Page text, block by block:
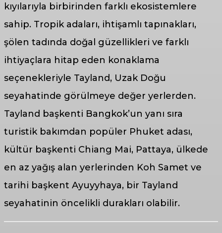
kıyılarıyla birbirinden farklı ekosistemlere
sahip. Tropik adaları, ihtişamlı tapınakları,
şölen tadında doğal güzellikleri ve farklı
ihtiyaçlara hitap eden konaklama
seçenekleriyle Tayland, Uzak Doğu
seyahatinde görülmeye değer yerlerden.
Tayland başkenti Bangkok’un yanı sıra
turistik bakımdan popüler Phuket adası,
kültür başkenti Chiang Mai, Pattaya, ülkede
en az yağış alan yerlerinden Koh Samet ve
tarihi başkent Ayuyyhaya, bir Tayland
seyahatinin öncelikli durakları olabilir.